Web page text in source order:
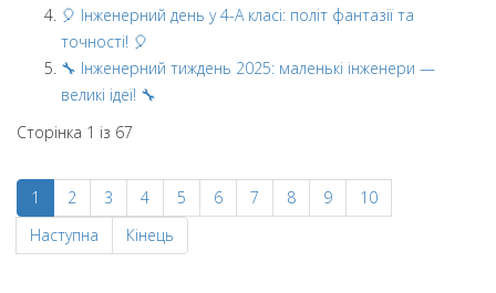
🎈 Інженерний день у 4-А класі: політ фантазії та
точності! 🎈
🔧 Інженерний тиждень 2025: маленькі інженери —
великі ідеї! 🔧
Сторінка 1 із 67
1 2 3 4 5 6 7 8 9
10
Наступна
Кінець